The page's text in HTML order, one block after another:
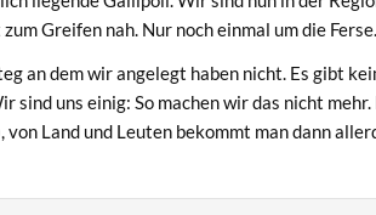
Greifen nah. Nur noch einmal um die
an dem wir angelegt haben nicht. Es gibt
sind uns einig: So machen wir das nicht
Land und Leuten bekommt man dann